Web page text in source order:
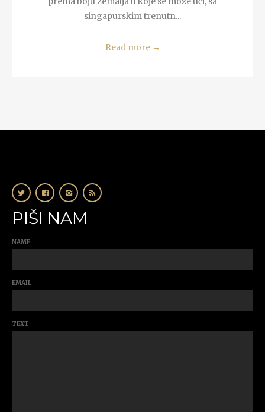
singapurskim trenutn...
Read more →
PIŠI NAM
NAME
EMAIL
TEXT